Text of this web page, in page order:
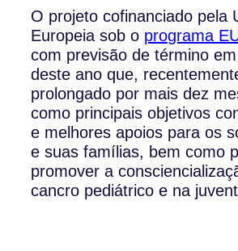
O projeto cofinanciado pela
Europeia sob o programa
com previsão de término
deste ano que,
prolongado por mais dez
como principais objetivos
e melhores apoios para os
e suas famílias, bem como
promover a
cancro pediátrico e na